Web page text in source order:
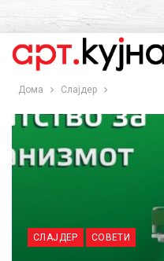
Дома Слајдер
СЛАЈДЕР СОВЕТИ